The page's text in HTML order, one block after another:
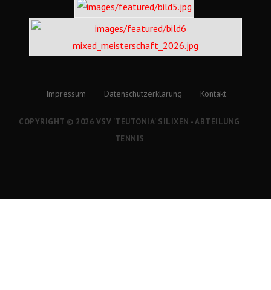
Impressum Datenschutzerklärung Kontakt
COPYRIGHT © 2026 VSV 'TEUTONIA' SILIXEN - ABTEILUNG
TENNIS